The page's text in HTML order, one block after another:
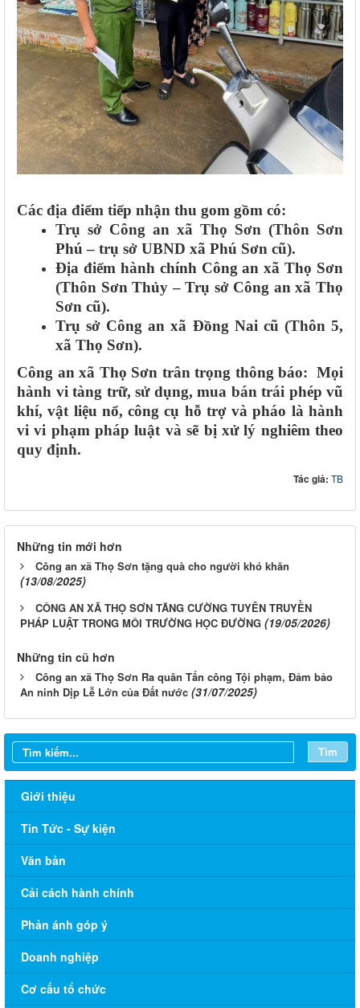
Các địa điểm tiếp nhận thu gom gồm có:
Trụ sở Công an xã Thọ Sơn (Thôn Sơn
Phú – trụ sở UBND xã Phú Sơn cũ).
Địa điểm hành chính Công an xã Thọ Sơn
(Thôn Sơn Thủy – Trụ sở Công an xã Thọ
Sơn cũ).
Trụ sở Công an xã Đồng Nai cũ (Thôn 5,
xã Thọ Sơn).
Công an xã Thọ Sơn trân trọng thông báo: Mọi
hành vi tàng trữ, sử dụng, mua bán trái phép vũ
khí, vật liệu nổ, công cụ hỗ trợ và pháo là hành
vi vi phạm pháp luật và sẽ bị xử lý nghiêm theo
quy định.
Tác giả: TB
Những tin mới hơn
Công an xã Thọ Sơn tặng quà cho người khó khăn
(13/08/2025)
CÔNG AN XÃ THỌ SƠN TĂNG CƯỜNG TUYÊN TRUYỀN
PHÁP LUẬT TRONG MÔI TRƯỜNG HỌC ĐƯỜNG (19/05/2026)
Những tin cũ hơn
Công an xã Thọ Sơn Ra quân Tấn công Tội phạm, Đảm bảo
An ninh Dịp Lễ Lớn của Đất nước (31/07/2025)
Tìm
Giới thiệu
Tin Tức - Sự kiện
Văn bản
Cải cách hành chính
Phản ánh góp ý
Doanh nghiệp
Cơ cấu tổ chức